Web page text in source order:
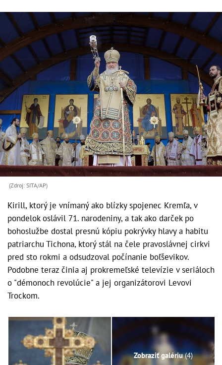
(Zdroj: SITA/AP)
Kirill, ktorý je vnímaný ako blízky spojenec Kremľa, v
pondelok oslávil 71. narodeniny, a tak ako darček po
bohoslužbe dostal presnú kópiu pokrývky hlavy a habitu
patriarchu Tichona, ktorý stál na čele pravoslávnej cirkvi
pred sto rokmi a odsudzoval počínanie boľševikov.
Podobne teraz činia aj prokremeľské televízie v seriáloch
o "démonoch revolúcie" a jej organizátorovi Levovi
Trockom.
Zobraziť galériu(4)